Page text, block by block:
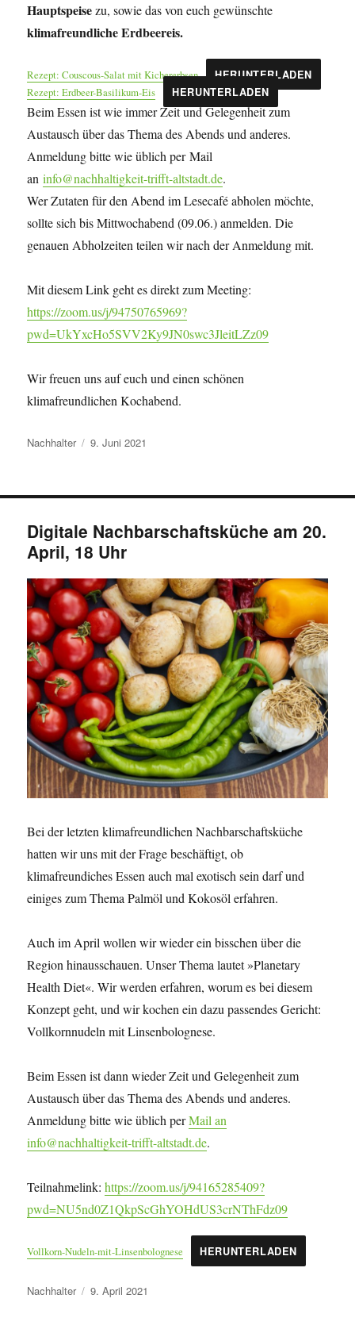
Hauptspeisezu, sowie das von euch gewünschte
klimafreundliche Erdbeereis.
Rezept: Couscous-Salat mit Kichererbsen
HERUNTERLADEN
Rezept: Erdbeer-Basilikum-Eis
HERUNTERLADEN
Beim Essen ist wie immer Zeit und Gelegenheit zum
Austausch über das Thema des Abends und anderes.
Anmeldung bitte wie üblich per Mail
aninfo@nachhaltigkeit-trifft-altstadt.de.
Wer Zutaten für den Abend im Lesecafé abholen möchte,
sollte sich bis Mittwochabend (09.06.) anmelden. Die
genauen Abholzeiten teilen wir nach der Anmeldung mit.
Mit diesem Link geht es direkt zum Meeting:
https://zoom.us/j/94750765969?
pwd=UkYxcHo5SVV2Ky9JN0swc3JleitLZz09
Wir freuen uns auf euch und einen schönen
klimafreundlichen Kochabend.
Autor
Nachhalter
Veröffentlicht
9. Juni 2021
Digitale Nachbarschaftsküche am 20.
April, 18 Uhr
Bei der letzten klimafreundlichen Nachbarschaftsküche
hatten wir uns mit der Frage beschäftigt, ob
klimafreundiches Essen auch mal exotisch sein darf und
einiges zum Thema Palmöl und Kokosöl erfahren.
Auch im April wollen wir wieder ein bisschen über die
Region hinausschauen. Unser Thema lautet »Planetary
Health Diet«. Wir werden erfahren, worum es bei diesem
Konzept geht, und wir kochen ein dazu passendes Gericht:
Vollkornnudeln mit Linsenbolognese.
Beim Essen ist dann wieder Zeit und Gelegenheit zum
Austausch über das Thema des Abends und anderes.
Anmeldung bitte wie üblich perMail an
info@nachhaltigkeit-trifft-altstadt.de.
Teilnahmelink:https://zoom.us/j/94165285409?
pwd=NU5nd0Z1QkpScGhYOHdUS3crNThFdz09
Vollkorn-Nudeln-mit-Linsenbolognese HERUNTERLADEN
Autor
Nachhalter
Veröffentlicht
9. April 2021